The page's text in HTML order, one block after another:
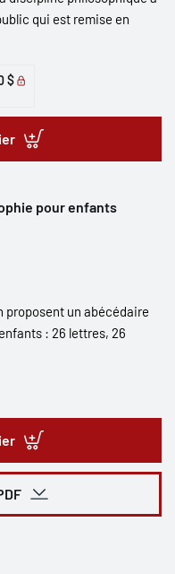
qui est remise en
$
pour enfants
proposent un abécédaire
: 26 lettres, 26